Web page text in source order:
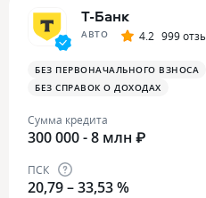
Т-Банк
АВТО 4.2 999
БЕЗ ПЕРВОНАЧАЛЬНОГО ВЗНОСА
БЕЗ СПРАВОК О ДОХОДАХ
Сумма кредита
300 000 - 8 млн ₽
ПСК
20,79 – 33,53 %